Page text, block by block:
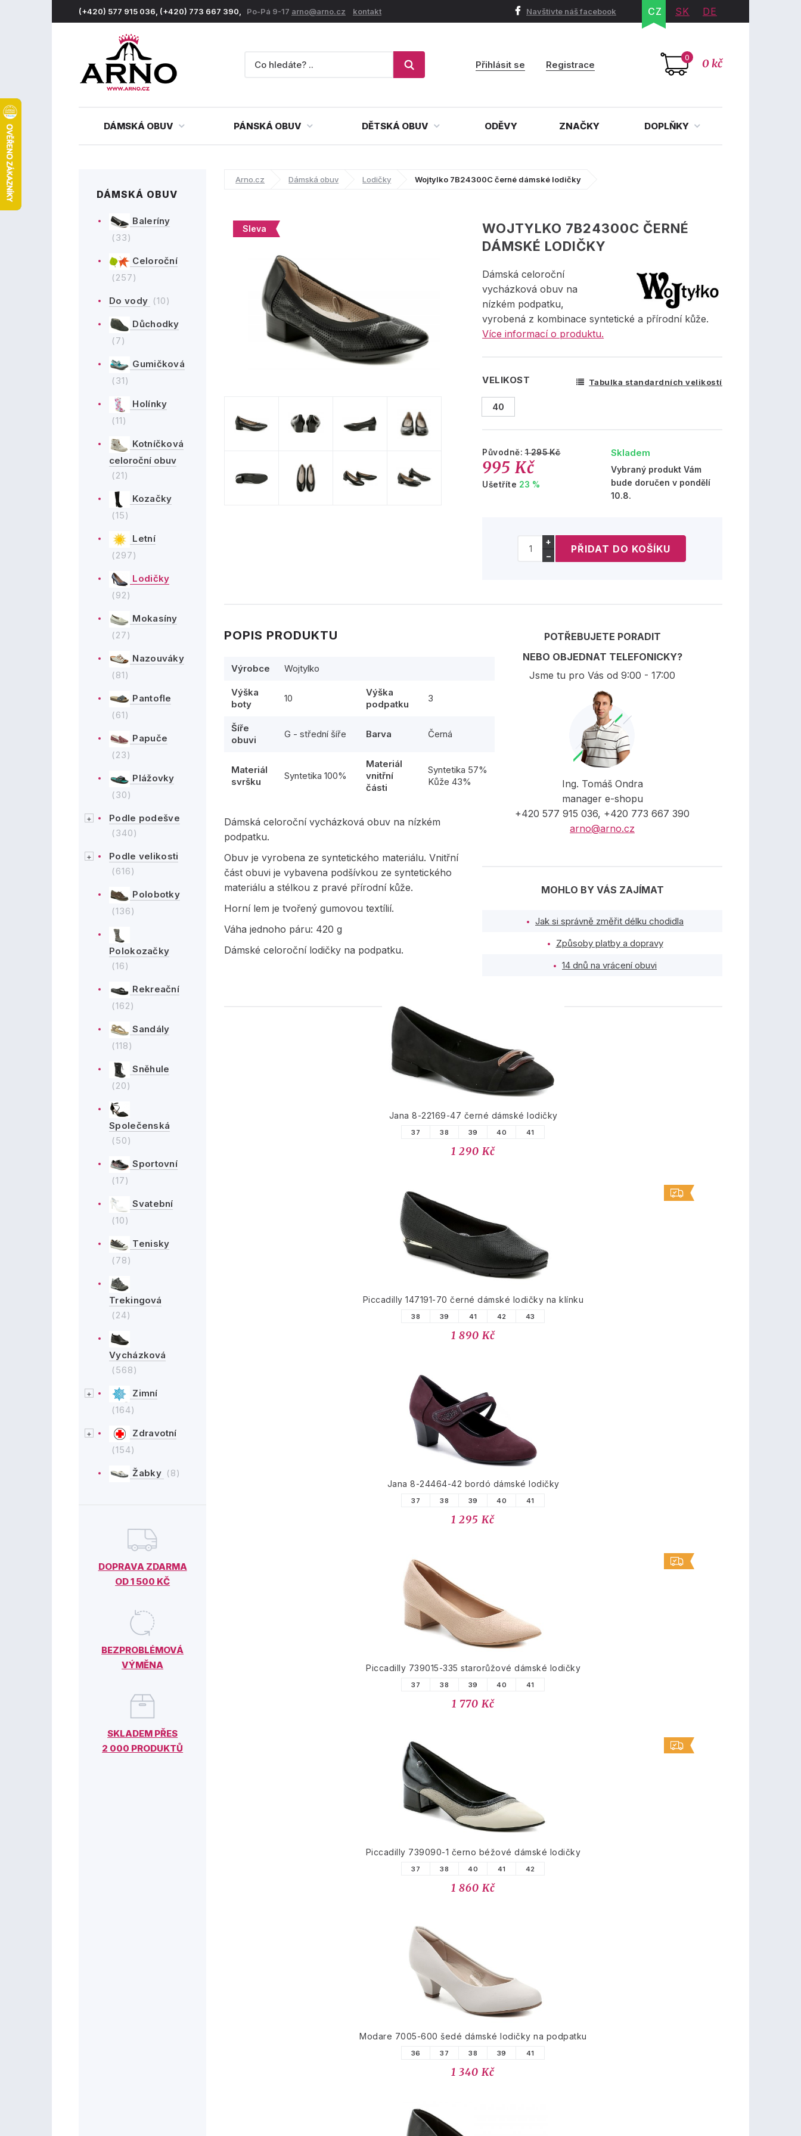
(+420) 577 915 036, (+420) 773 667 390, Po-Pá 9-17 arno@arno.cz kontakt Navštivte náš facebook CZ SK DE
0 0 kč
Přihlásit se Registrace
DÁMSKÁ OBUV PÁNSKÁ OBUV DĚTSKÁ OBUV ODĚVY ZNAČKY DOPLŇKY
DÁMSKÁ OBUV
Baleríny
(33)
Celoroční
(257)
Do vody (10)
Důchodky
(7)
Gumičková
(31)
Holínky
(11)
Kotníčková
celoroční obuv
(21)
Kozačky
(15)
Letní
(297)
Lodičky
(92)
Mokasíny
(27)
Nazouváky
(81)
Pantofle
(61)
Papuče
(23)
Plážovky
(30)
Podle podešve
(340)
Podle velikosti
(616)
Polobotky
(136)
Polokozačky
(16)
Rekreační
(162)
Sandály
(118)
Sněhule
(20)
Společenská
(50)
Sportovní
(17)
Svatební
(10)
Tenisky
(78)
Trekingová
(24)
Vycházková
(568)
Zimní
(164)
Zdravotní
(154)
Žabky (8)
DOPRAVA ZDARMA
OD 1 500 KČ
BEZPROBLÉMOVÁ
VÝMĚNA
SKLADEM PŘES
2 000 PRODUKTŮ
Arno.cz Dámská obuv Lodičky Wojtylko 7B24300C černé dámské lodičky
Sleva
WOJTYLKO 7B24300C ČERNÉ
DÁMSKÉ LODIČKY
Dámská celoroční
vycházková obuv na
nízkém podpatku,
vyrobená z kombinace syntetické a přírodní kůže.
Více informací o produktu.
VELIKOST Tabulka standardních velikostí
40
Původně:1 295 Kč
995 Kč
Ušetříte 23 %
Skladem
Vybraný produkt Vám
bude doručen v pondělí
10.8.
+
−
POPIS PRODUKTU
Výrobce Wojtylko
Výška
boty
10
Výška
podpatku
3
Šíře
obuvi
G - střední šíře Barva Černá
Materiál
svršku
Syntetika 100%
Materiál
vnitřní
části
Syntetika 57%
Kůže 43%
Dámská celoroční vycházková obuv na nízkém
podpatku.
Obuv je vyrobena ze syntetického materiálu. Vnitřní
část obuvi je vybavena podšívkou ze syntetického
materiálu a stélkou z pravé přírodní kůže.
Horní lem je tvořený gumovou textílií.
Váha jednoho páru: 420 g
Dámské celoroční lodičky na podpatku.
POTŘEBUJETE PORADIT
NEBO OBJEDNAT TELEFONICKY?
Jsme tu pro Vás od 9:00 - 17:00
Ing. Tomáš Ondra
manager e-shopu
+420 577 915 036, +420 773 667 390
arno@arno.cz
MOHLO BY VÁS ZAJÍMAT
Jak si správně změřit délku chodidla
Způsoby platby a dopravy
14 dnů na vrácení obuvi
PODOBNÉ PRODUKTY
Jana 8-22169-47 černé dámské lodičky
37 38 39 40 41
1 290 Kč
Piccadilly 147191-70 černé dámské lodičky na klínku
38 39 41 42 43
1 890 Kč
Jana 8-24464-42 bordó dámské lodičky
37 38 39 40 41
1 295 Kč
Piccadilly 739015-335 starorůžové dámské lodičky
37 38 39 40 41
1 770 Kč
Piccadilly 739090-1 černo béžové dámské lodičky
37 38 40 41 42
1 860 Kč
Modare 7005-600 šedé dámské lodičky na podpatku
36 37 38 39 41
1 340 Kč